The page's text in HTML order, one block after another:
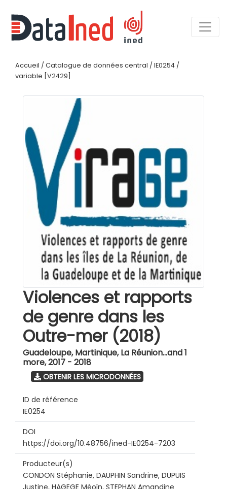
Accueil / Catalogue de données central / IE0254 /
variable [V2429]
Violences et rapports
de genre dans les
Outre-mer (2018)
Guadeloupe, Martinique, La Réunion...and 1
more,2017 - 2018
OBTENIR LES MICRODONNÉES
ID de référence
IE0254
DOI
https://doi.org/10.48756/ined-IE0254-7203
Producteur(s)
CONDON Stéphanie, DAUPHIN Sandrine, DUPUIS